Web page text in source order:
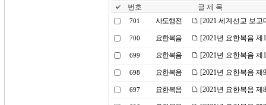
번호 글 제 목
701 사도행전 [2021 세계선교 보
700 요한복음 [2021년 요한복음
699 요한복음 [2021년 요한복음
698 요한복음 [2021년 요한복음
697 요한복음 [2021년 요한복음